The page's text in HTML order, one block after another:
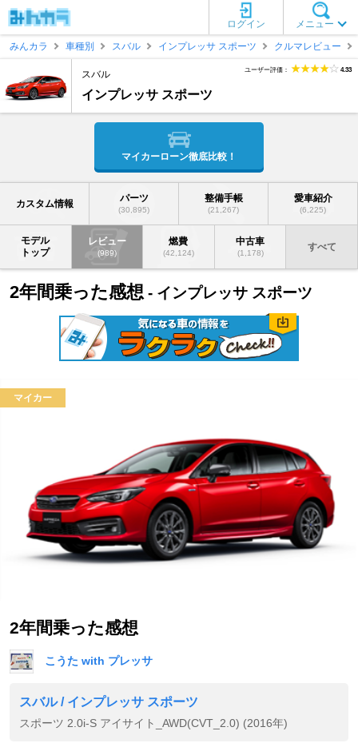
メニュー
ログイン
みんカラ
車種別 スバル インプレッサ スポーツ クルマレビュー
スバル
インプレッサ スポーツ
ユーザー評価： 4.33
マイカーローン徹底比較！
カスタム情報 パーツ
(30,895)
整備手帳
(21,267)
愛車紹介
(6,225)
モデル
トップ
レビュー
(989)
燃費
(42,124)
中古車
(1,178)
すべて
2年間乗った感想 - インプレッサ スポーツ
マイカー
2年間乗った感想
こうた with プレッサ
スバル / インプレッサ スポーツ
スポーツ 2.0i-S アイサイト_AWD(CVT_2.0) (2016年)